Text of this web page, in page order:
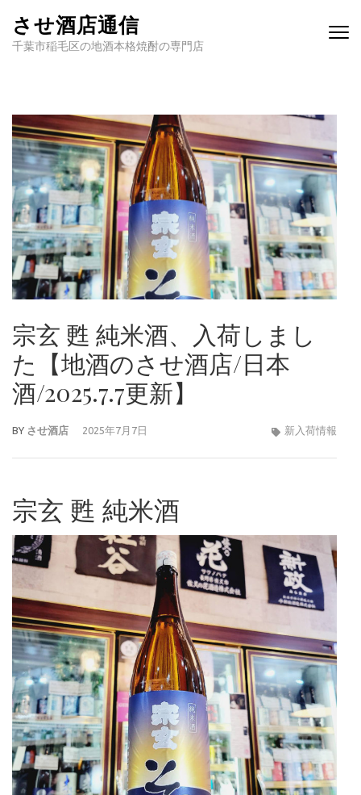
させ酒店通信
千葉市稲毛区の地酒本格焼酎の専門店
宗玄 甦 純米酒、入荷しまし
た【地酒のさせ酒店/日本
酒/2025.7.7更新】
BY させ酒店 2025年7月7日 新入荷情報
宗玄 甦 純米酒